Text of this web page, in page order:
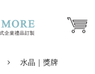
水晶｜獎牌